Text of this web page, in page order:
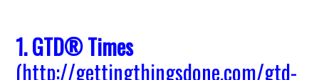
1.GTD® Times
(http://gettingthingsdone.com/gtd-